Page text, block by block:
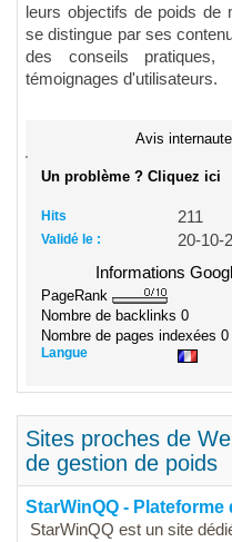
leurs objectifs de poids de
se distingue par ses
des conseils
témoignages d'utilisateurs.
Avis
Un problème ? Cliquez ici
Hits 211
Validé le :
20-10-
Informations
PageRank
Nombre de backlinks 0
Nombre de pages indexées 0
Langue
Sites proches de
de gestion de poids
StarWinQQ -
StarWinQQ est un site